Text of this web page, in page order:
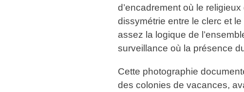
d’encadrement où le
dissymétrie entre le clerc et
assez la logique de
surveillance où la présence
Cette photographie
des colonies de vacances,